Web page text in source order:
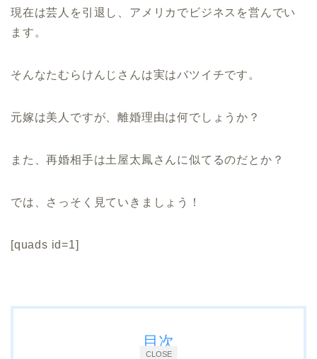
現在は芸人を引退し、アメリカでビジネスを営んでい
ます。
そんなたむらけんじさんは実はバツイチです。
元嫁は美人ですが、離婚理由は何でしょうか？
また、再婚相手は土屋太鳳さんに似てるのだとか？
では、さっそく見ていきましょう！
[quads id=1]
CLOSE
目次